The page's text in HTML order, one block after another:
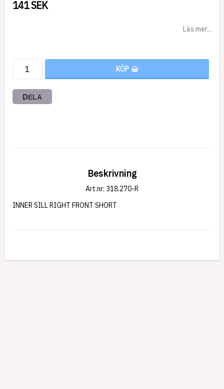
141 SEK
Läs mer...
KÖP
DELA
Beskrivning
Art.nr: 318.270-R
INNER SILL RIGHT FRONT SHORT